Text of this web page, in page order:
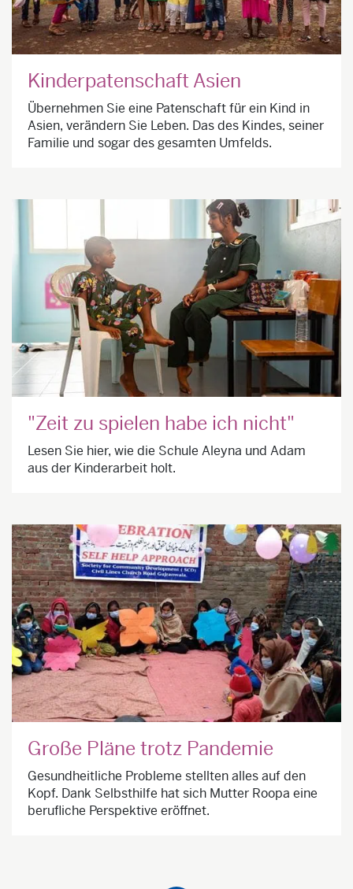
Kinderpatenschaft Asien
Übernehmen Sie eine Patenschaft für ein Kind in
Asien, verändern Sie Leben. Das des Kindes, seiner
Familie und sogar des gesamten Umfelds.
"Zeit zu spielen habe ich nicht"
Lesen Sie hier, wie die Schule Aleyna und Adam
aus der Kinderarbeit holt.
Große Pläne trotz Pandemie
Gesundheitliche Probleme stellten alles auf den
Kopf. Dank Selbsthilfe hat sich Mutter Roopa eine
berufliche Perspektive eröffnet.